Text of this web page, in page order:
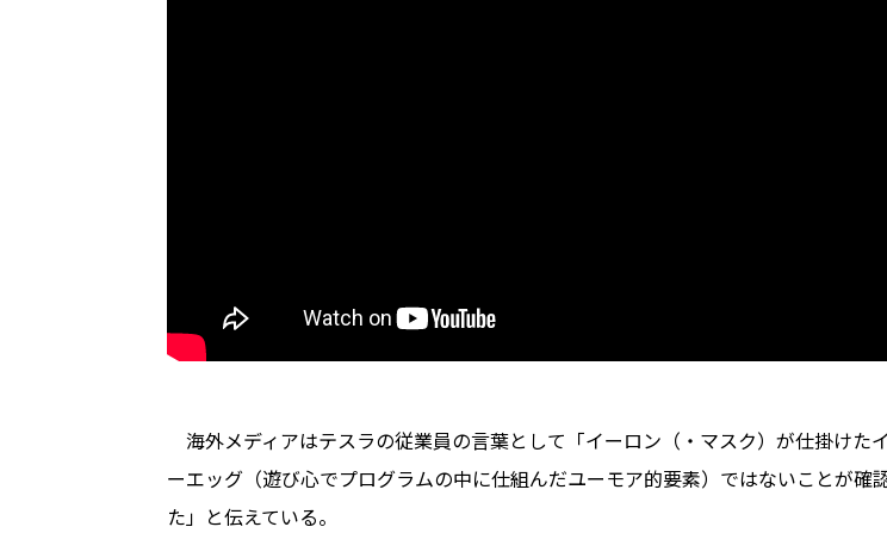
海外メディアはテスラの従業員の言葉として「イーロン（・マスク）が仕掛けた
ーエッグ（遊び心でプログラムの中に仕組んだユーモア的要素）ではないことが確
た」と伝えている。